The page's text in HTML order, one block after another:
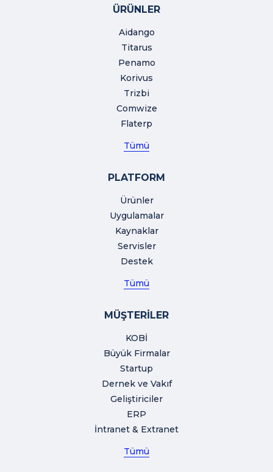
ÜRÜNLER
Aidango
Titarus
Penamo
Korivus
Trizbi
Comwize
Flaterp
Tümü
PLATFORM
Ürünler
Uygulamalar
Kaynaklar
Servisler
Destek
Tümü
MÜŞTERİLER
KOBİ
Büyük Firmalar
Startup
Dernek ve Vakıf
Geliştiriciler
ERP
İntranet & Extranet
Tümü